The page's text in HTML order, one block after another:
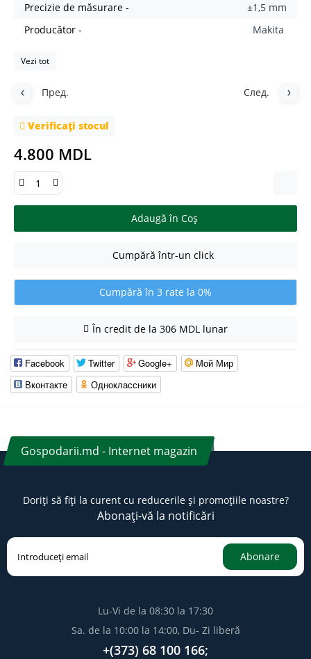
Precizie de măsurare -
±1,5 mm
Producător -
Makita
Vezi tot
Пред. След.
Verificați stocul
4.800 MDL
Adaugă în Coş
Cumpără într-un click
Cumpără în 3 rate la 0%
În credit de la 306 MDL lunar
Facebook Twitter Google+
Мой Мир
Вконтакте
Одноклассники
Gospodarii.md - Internet magazin
Doriți să fiți la curent cu reducerile și promoțiile noastre?
Abonați-vă la notificări
Abonare
Lu-Vi de la 08:30 la 17:30
Sa. de la 10:00 la 14:00, Du- Zi liberă
+(373) 68 100 166;